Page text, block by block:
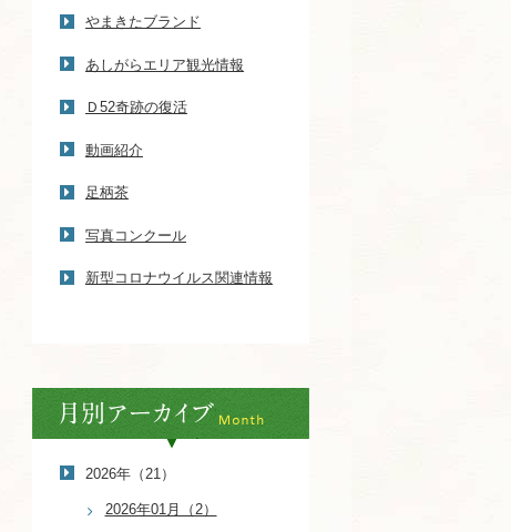
やまきたブランド
あしがらエリア観光情報
Ｄ52奇跡の復活
動画紹介
足柄茶
写真コンクール
新型コロナウイルス関連情報
2026年（21）
2026年01月（2）